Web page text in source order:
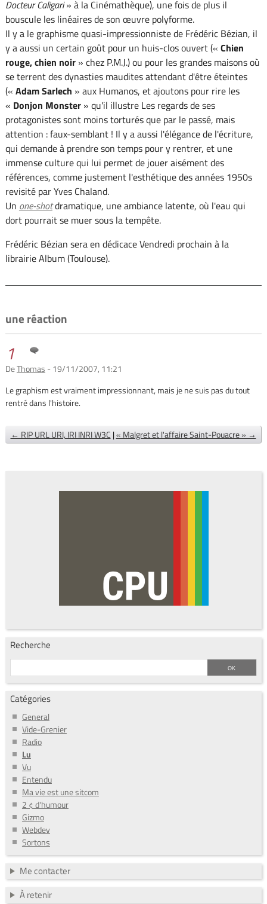
Docteur Caligari» à la Cinémathèque), une fois de plus il
bouscule les linéaires de son œuvre polyforme.
Il y a le graphisme quasi-impressionniste de Frédéric Bézian, il
y a aussi un certain goût pour un huis-clos ouvert (« Chien
rouge, chien noir» chez P.M.J.) ou pour les grandes maisons où
se terrent des dynasties maudites attendant d'être éteintes
(« Adam Sarlech » aux Humanos, et ajoutons pour rire les
« Donjon Monster» qu'il illustre Les regards de ses
protagonistes sont moins torturés que par le passé, mais
attention : faux-semblant ! Il y a aussi l'élégance de l'écriture,
qui demande à prendre son temps pour y rentrer, et une
immense culture qui lui permet de jouer aisément des
références, comme justement l'esthétique des années 1950s
revisité par Yves Chaland.
Un one-shotdramatique, une ambiance latente, où l'eau qui
dort pourrait se muer sous la tempête.
Frédéric Bézian sera en dédicace Vendredi prochain à la
librairie Album (Toulouse).
une réaction
1
DeThomas - 19/11/2007, 11:21
Le graphism est vraiment impressionnant, mais je ne suis pas du tout
rentré dans l'histoire.
← RIP URL URI, IRI INRI W3C |« Malgret et l'affaire Saint-Pouacre » →
Recherche
Catégories
General
Vide-Grenier
Radio
Lu
Vu
Entendu
Ma vie est une sitcom
2 ¢ d'humour
Gizmo
Webdev
Sortons
Me contacter
À retenir